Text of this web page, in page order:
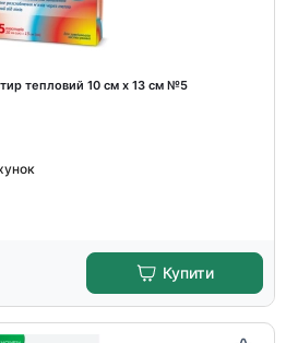
тепловий 10 см х 13 см №5
Купити